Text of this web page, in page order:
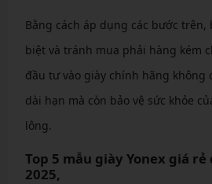
Bằng cách áp dụng các bước
biệt và tránh mua phải hàng kém
đầu tư vào giày chính hãng không
dài hạn mà còn bảo vệ sức khỏe
lông.
Top 5 mẫu giày Yonex giá
2025,